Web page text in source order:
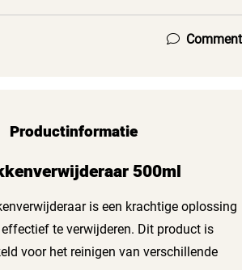
Comment
Productinformatie
500ml
is een krachtige oplossing
te verwijderen. Dit product is
voor het reinigen van verschillende